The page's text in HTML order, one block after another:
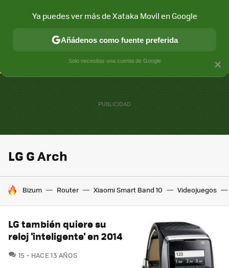
CONECTIVIDAD MÓVIL Y SOCIEDAD APLICACIONES
LG G Arch
HOY SE HABLA DE
Bizum Router Xiaomi Smart Band 10 Videojuegos
LG también quiere su
reloj 'inteligente' en 2014
15 COMENTARIOS
HACE 13 AÑOS
×
Ya puedes ver más de Xataka Movil en Google
Añádenos como fuente preferida
Solo necesitas una cuenta de Google